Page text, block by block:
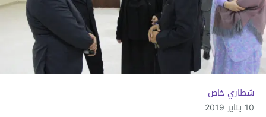
شطاري خاص
10 يناير 2019